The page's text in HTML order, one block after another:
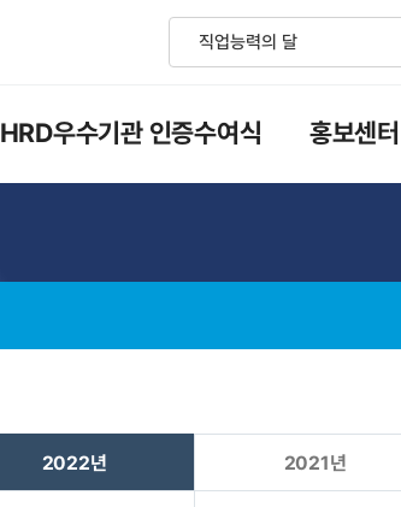
HRD우수기관 인증수여식 홍보센터
2022년 2021년